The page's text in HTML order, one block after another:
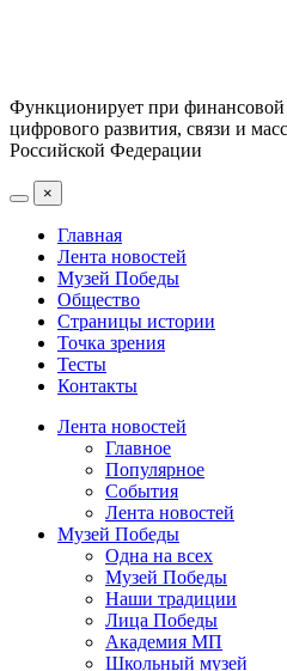
Функционирует при
цифрового развития, связи и
Российской Федерации
×
Главная
Лента новостей
Музей Победы
Общество
Страницы истории
Точка зрения
Тесты
Контакты
Лента новостей
Главное
Популярное
События
Лента новостей
Музей Победы
Одна на всех
Музей Победы
Наши традиции
Лица Победы
Академия МП
Школьный музей